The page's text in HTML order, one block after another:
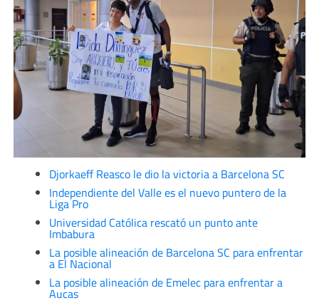
Djorkaeff Reasco le dio la victoria a Barcelona SC
Independiente del Valle es el nuevo puntero de la
Liga Pro
Universidad Católica rescató un punto ante
Imbabura
La posible alineación de Barcelona SC para enfrentar
a El Nacional
La posible alineación de Emelec para enfrentar a
Aucas